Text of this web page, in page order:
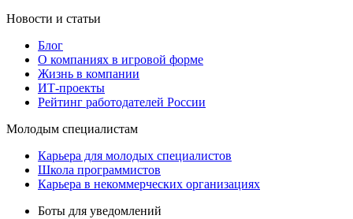
Новости и статьи
Блог
О компаниях в игровой форме
Жизнь в компании
ИТ-проекты
Рейтинг работодателей России
Молодым специалистам
Карьера для молодых специалистов
Школа программистов
Карьера в некоммерческих организациях
Боты для уведомлений